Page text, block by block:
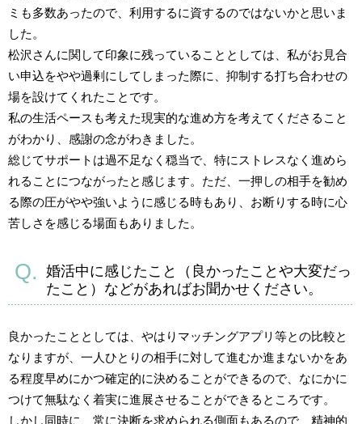
ミも多数あったので、利用するに資するのではないかと思いま
した。
松沢さんに関して印象に残っていることとしては、私がお見合
い申込をやや過剰にしてしまった際に、抑制する打ち合わせの
場を設けてくれたことです。
私の生活ペースも考えた現実的な進め方を考えてくださること
がわかり、感謝の念がわきました。
総じてサポートは過不足なく穏当で、特にストレスなく進めら
れることにつながったと感じます。ただ、一押しの相手を勧め
る際の圧がやや強いように感じる時もあり、お断りする時に心
苦しさを感じる場面もありました。
婚活中に感じたこと（良かったことや大変だっ
たこと）などがあればお聞かせください。
良かったこととしては、やはりマッチングアプリ等との比較と
なりますが、一人ひとりの相手に対して進むか進まないかをあ
る程度早めにかつ確定的に決めることができるので、なにかに
つけて無駄なく着実に進展させることができるところです。
しかし同時に、常に決断を求められる側面もあるので、精神的